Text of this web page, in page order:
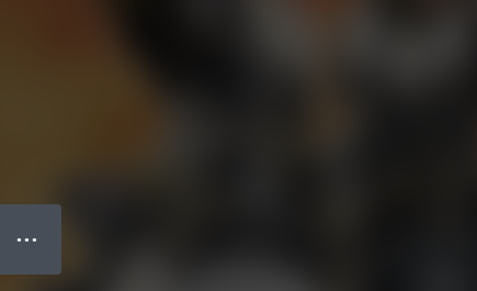
● ● ●